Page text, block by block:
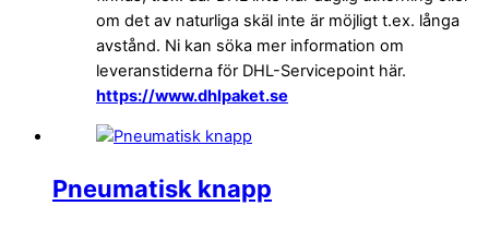
om det av naturliga skäl inte är möjligt t.ex. långa
avstånd. Ni kan söka mer information om
leveranstiderna för DHL-Servicepoint här.
https://www.dhlpaket.se
Pneumatisk knapp